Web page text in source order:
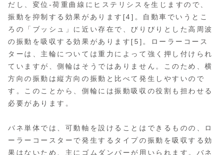
だし、変位-荷重曲線にヒステリシスを生じますので、
振動を抑制する効果があります[4]。自動車でいうとこ
ろの「ブッシュ」に近い存在で、びりびりとした高周波
の振動を吸収する効果があります[5]。ローラーコース
ターは、主輪については重力によって強く押し付けられ
ていますが、側輪はそうではありません。このため、横
方向の振動は縦方向の振動と比べて発生しやすいので
す。このことから、側輪には振動吸収の役割も担わせる
必要があります。
バネ単体では、可動軸を設けることはできるものの、ロ
ーラーコースターで発生するタイプの振動を吸収する効
果はないため、主にゴムダンパーが用いられます。バネ